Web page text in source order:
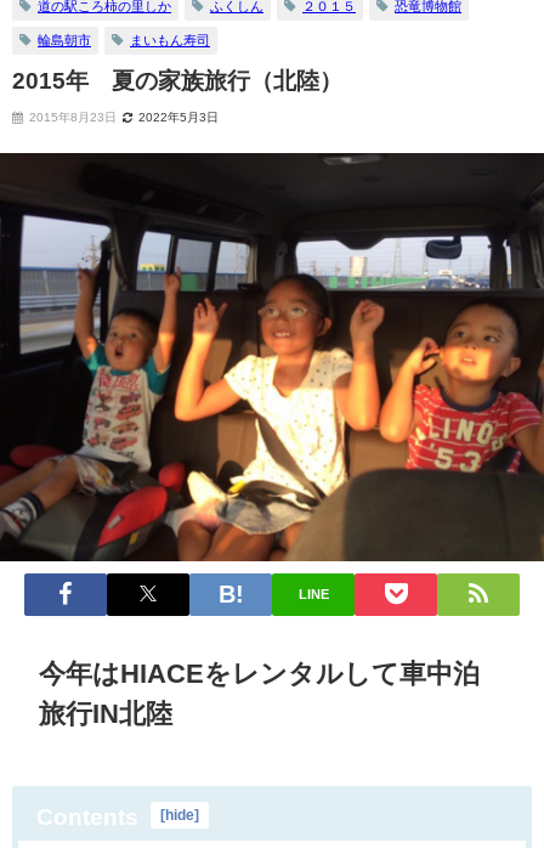
道の駅ころ柿の里しか ふくしん ２０１５ 恐竜博物館
輪島朝市 まいもん寿司
2015年 夏の家族旅行（北陸）
2015年8月23日 2022年5月3日
LINE
今年はHIACEをレンタルして車中泊
旅行IN北陸
Contents [hide]